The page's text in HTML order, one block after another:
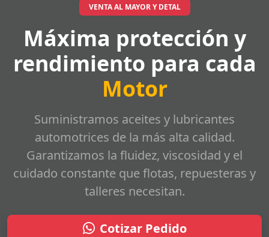
VENTA AL MAYOR Y DETAL
Máxima protección y
rendimiento para cada
Motor
Suministramos aceites y lubricantes
automotrices de la más alta calidad.
Garantizamos la fluidez, viscosidad y el
cuidado constante que flotas, repuesteras y
talleres necesitan.
Cotizar Pedido